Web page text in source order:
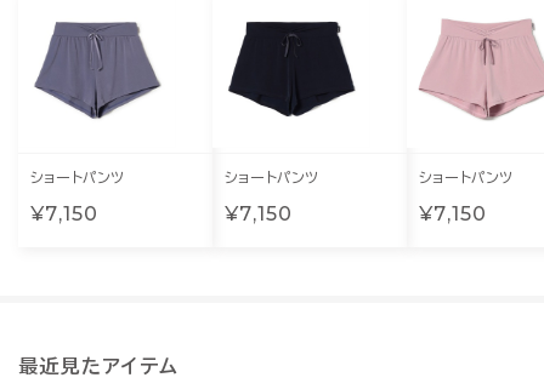
ショートパンツ
¥7,150
ショートパンツ
¥7,150
ショートパンツ
¥7,150
最近見たアイテム